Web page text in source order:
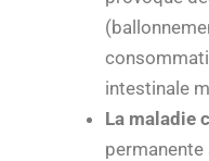
intestinale
La maladie
permanente